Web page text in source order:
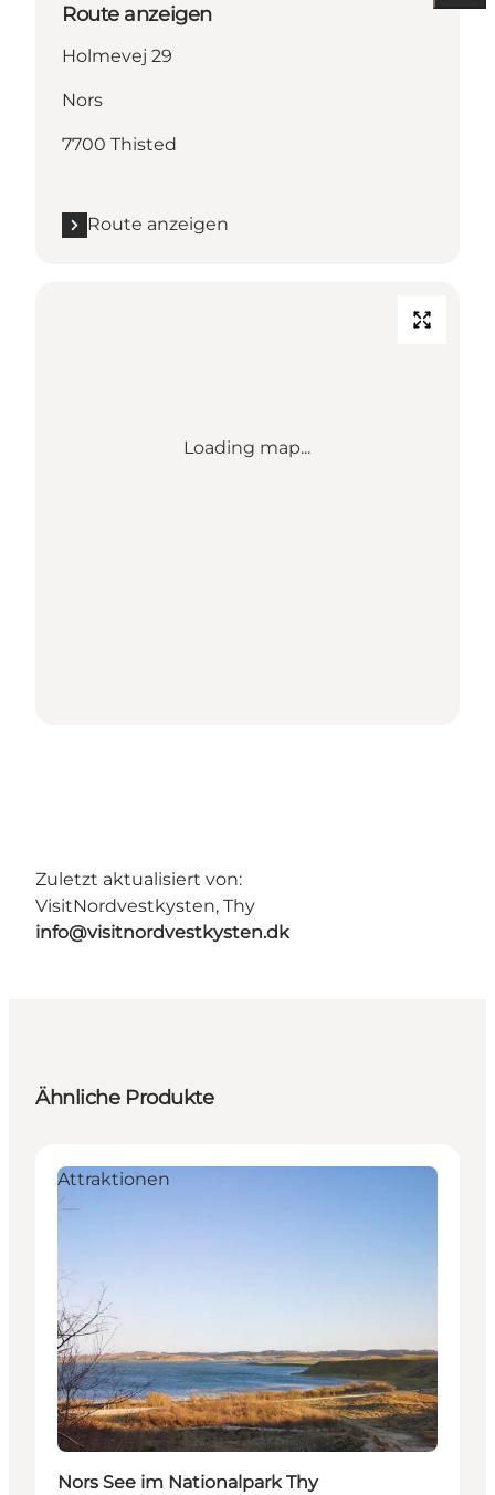
Route anzeigen
Holmevej 29
Nors
7700 Thisted
Route anzeigen
Loading map...
Zuletzt aktualisiert von:
VisitNordvestkysten, Thy
info@visitnordvestkysten.dk
Ähnliche Produkte
Attraktionen
Nors See im Nationalpark Thy